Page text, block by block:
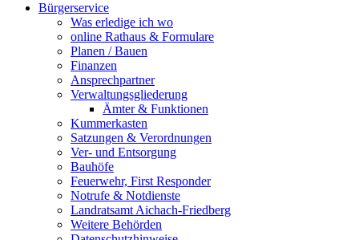
Bürgerservice
Was erledige ich wo
online Rathaus & Formulare
Planen / Bauen
Finanzen
Ansprechpartner
Verwaltungsgliederung
Ämter & Funktionen
Kummerkasten
Satzungen & Verordnungen
Ver- und Entsorgung
Bauhöfe
Feuerwehr, First Responder
Notrufe & Notdienste
Landratsamt Aichach-Friedberg
Weitere Behörden